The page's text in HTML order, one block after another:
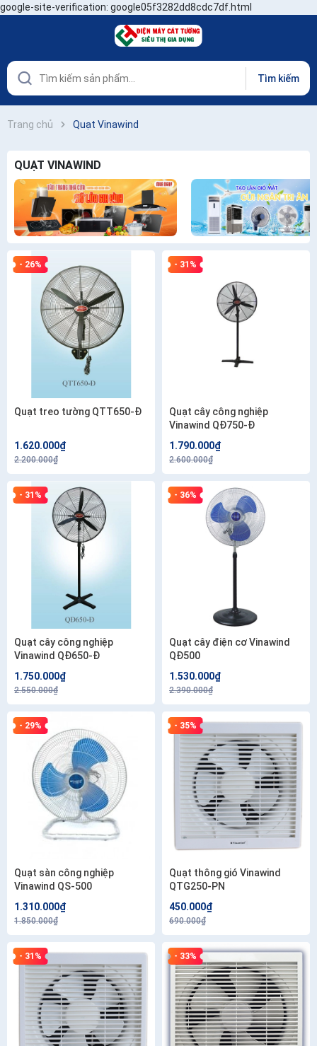
google-site-verification: google05f3282dd8cdc7df.html
Tìm kiếm
Trang chủ Quạt Vinawind
QUẠT VINAWIND
- 26%
Quạt treo tường QTT650-Đ
1.620.000₫
2.200.000₫
- 31%
Quạt cây công nghiệp
Vinawind QĐ750-Đ
1.790.000₫
2.600.000₫
- 31%
Quạt cây công nghiệp
Vinawind QĐ650-Đ
1.750.000₫
2.550.000₫
- 36%
Quạt cây điện cơ Vinawind
QĐ500
1.530.000₫
2.390.000₫
- 29%
Quạt sàn công nghiệp
Vinawind QS-500
1.310.000₫
1.850.000₫
- 35%
Quạt thông gió Vinawind
QTG250-PN
450.000₫
690.000₫
- 31% - 33%